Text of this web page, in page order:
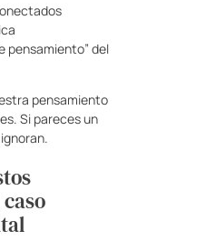
pensamiento” del
pensamiento
Si pareces un